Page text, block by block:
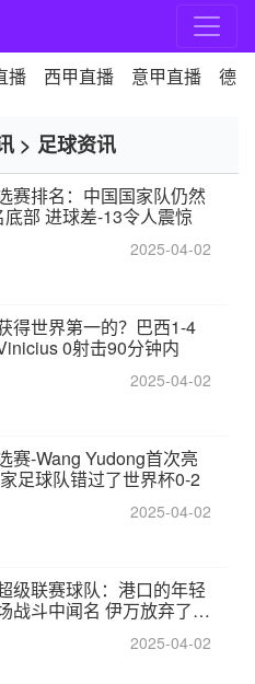
播 西甲直播 意甲直播 德
> 足球资讯
赛排名：中国国家队仍然
部 进球差-13令人震惊
2025-04-02
得世界第一的？巴西1-4
0射击90分钟内
2025-04-02
赛-Wang Yudong首次亮
足球队错过了世界杯0-2
2025-04-02
级联赛球队：港口的年轻
战斗中闻名 伊万放弃了泰
2025-04-02